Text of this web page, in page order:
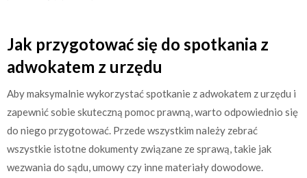
Jak przygotować się do spotkania z
adwokatem z urzędu
Aby maksymalnie wykorzystać spotkanie z adwokatem z urzędu i
zapewnić sobie skuteczną pomoc prawną, warto odpowiednio się
do niego przygotować. Przede wszystkim należy zebrać
wszystkie istotne dokumenty związane ze sprawą, takie jak
wezwania do sądu, umowy czy inne materiały dowodowe.